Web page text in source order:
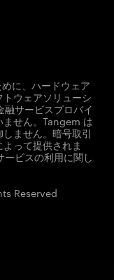
に、ハードウェア
ウェアソリューシ
サービスプロバイ
ません。Tangem は
ません。暗号取引
って提供されま
ビスの利用に関し